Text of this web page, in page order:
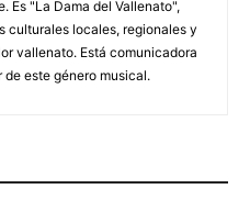
Es "La Dama del Vallenato",
culturales locales, regionales y
vallenato. Está comunicadora
este género musical.